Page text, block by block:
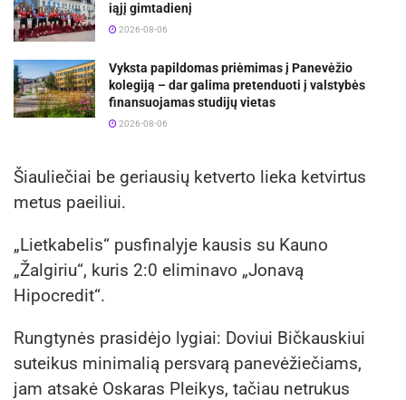
iąjį gimtadienį
2026-08-06
Vyksta papildomas priėmimas į Panevėžio
kolegiją – dar galima pretenduoti į valstybės
finansuojamas studijų vietas
2026-08-06
Šiauliečiai be geriausių ketverto lieka ketvirtus
metus paeiliui.
„Lietkabelis“ pusfinalyje kausis su Kauno
„Žalgiriu“, kuris 2:0 eliminavo „Jonavą
Hipocredit“.
Rungtynės prasidėjo lygiai: Doviui Bičkauskiui
suteikus minimalią persvarą panevėžiečiams,
jam atsakė Oskaras Pleikys, tačiau netrukus